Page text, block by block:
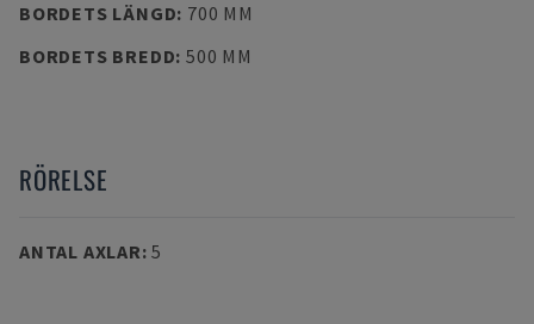
BORDETS LÄNGD: 700 MM
BORDETS BREDD: 500 MM
RÖRELSE
ANTAL AXLAR:5